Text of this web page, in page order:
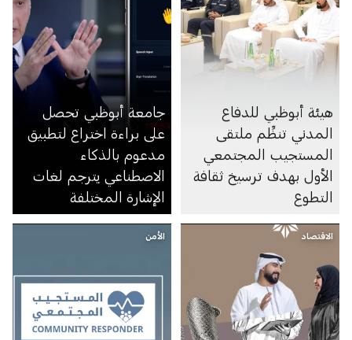
هيئة أبوظبي للدفاع
المدني تنظِّم ملتقى
المستجيب المجتمعي
الأول بهدف ترسيخ ثقافة
التطوع
جامعة أبوظبي تحصل
على براءة اختراع لتطبيق
مدعوم بالذكاء
الاصطناعي يترجم لغات
الإشارة المختلفة
الاقتصاد الأمن